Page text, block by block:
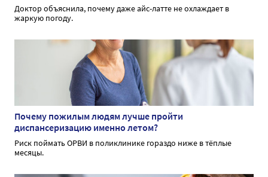
Доктор объяснила, почему даже айс-латте не охлаждает в
жаркую погоду.
Почему пожилым людям лучше пройти
диспансеризацию именно летом?
Риск поймать ОРВИ в поликлинике гораздо ниже в тёплые
месяцы.